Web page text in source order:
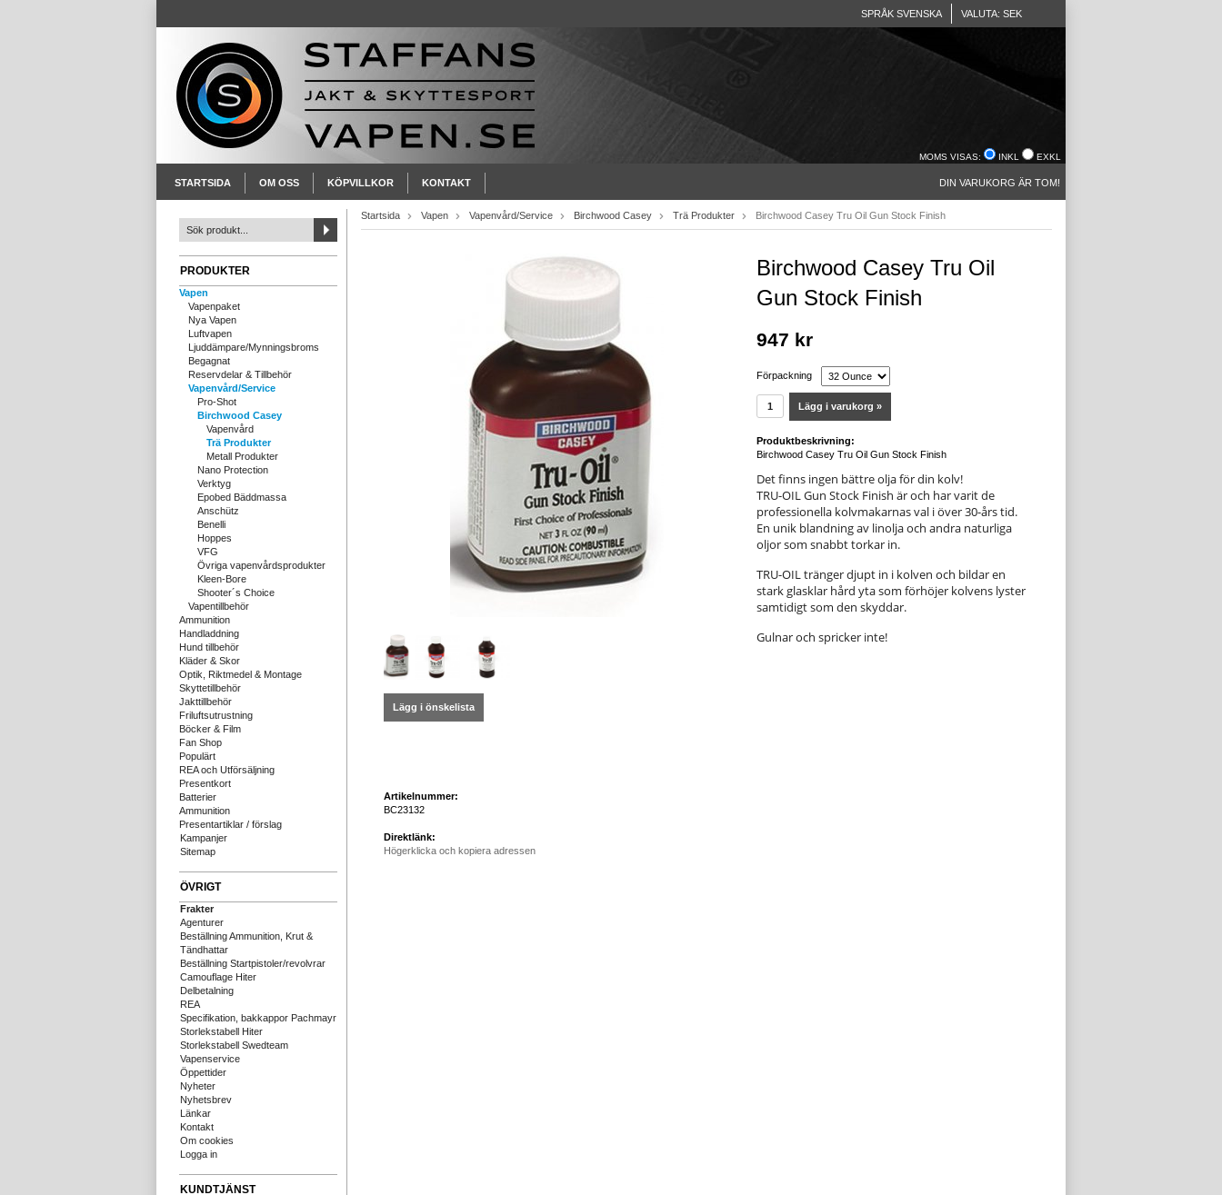
SPRÅK SVENSKA VALUTA: SEK
MOMS VISAS: INKL EXKL
STARTSIDA OM OSS KÖPVILLKOR KONTAKT DIN VARUKORG ÄR TOM!
PRODUKTER
Vapen
Vapenpaket
Nya Vapen
Luftvapen
Ljuddämpare/Mynningsbroms
Begagnat
Reservdelar & Tillbehör
Vapenvård/Service
Pro-Shot
Birchwood Casey
Vapenvård
Trä Produkter
Metall Produkter
Nano Protection
Verktyg
Epobed Bäddmassa
Anschütz
Benelli
Hoppes
VFG
Övriga vapenvårdsprodukter
Kleen-Bore
Shooter´s Choice
Vapentillbehör
Ammunition
Handladdning
Hund tillbehör
Kläder & Skor
Optik, Riktmedel & Montage
Skyttetillbehör
Jakttillbehör
Friluftsutrustning
Böcker & Film
Fan Shop
Populärt
REA och Utförsäljning
Presentkort
Batterier
Ammunition
Presentartiklar / förslag
Kampanjer
Sitemap
ÖVRIGT
Frakter
Agenturer
Beställning Ammunition, Krut &
Tändhattar
Beställning Startpistoler/revolvrar
Camouflage Hiter
Delbetalning
REA
Specifikation, bakkappor Pachmayr
Storlekstabell Hiter
Storlekstabell Swedteam
Vapenservice
Öppettider
Nyheter
Nyhetsbrev
Länkar
Kontakt
Om cookies
Logga in
KUNDTJÄNST
Startsida Vapen Vapenvård/Service Birchwood Casey Trä Produkter Birchwood Casey Tru Oil Gun Stock Finish
Lägg i önskelista
Artikelnummer:
BC23132
Direktlänk:
Högerklicka och kopiera adressen
Birchwood Casey Tru Oil
Gun Stock Finish
947 kr
Förpackning
Lägg i varukorg »
Produktbeskrivning:
Birchwood Casey Tru Oil Gun Stock Finish
Det finns ingen bättre olja för din kolv!
TRU-OIL Gun Stock Finish är och har varit de
professionella kolvmakarnas val i över 30-års tid.
En unik blandning av linolja och andra naturliga
oljor som snabbt torkar in.
TRU-OIL tränger djupt in i kolven och bildar en
stark glasklar hård yta som förhöjer kolvens lyster
samtidigt som den skyddar.
Gulnar och spricker inte!